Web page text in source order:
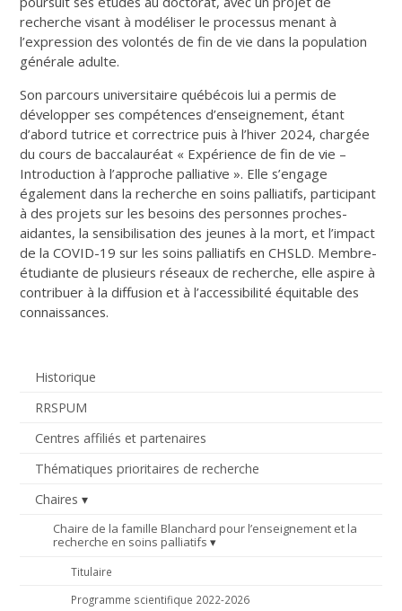
Historique
RRSPUM
Centres affiliés et partenaires
Thématiques prioritaires de recherche
Chaires
Chaire de la famille Blanchard pour l’enseignement et la
recherche en soins palliatifs
Titulaire
Programme scientifique 2022-2026
recherche visant à modéliser le processus menant à
l’expression des volontés de fin de vie dans la population
générale adulte.
Son parcours universitaire québécois lui a permis de
développer ses compétences d’enseignement, étant
d’abord tutrice et correctrice puis à l’hiver 2024, chargée
du cours de baccalauréat « Expérience de fin de vie –
Introduction à l’approche palliative ». Elle s’engage
également dans la recherche en soins palliatifs, participant
à des projets sur les besoins des personnes proches-
aidantes, la sensibilisation des jeunes à la mort, et l’impact
de la COVID-19 sur les soins palliatifs en CHSLD. Membre-
étudiante de plusieurs réseaux de recherche, elle aspire à
contribuer à la diffusion et à l’accessibilité équitable des
connaissances.